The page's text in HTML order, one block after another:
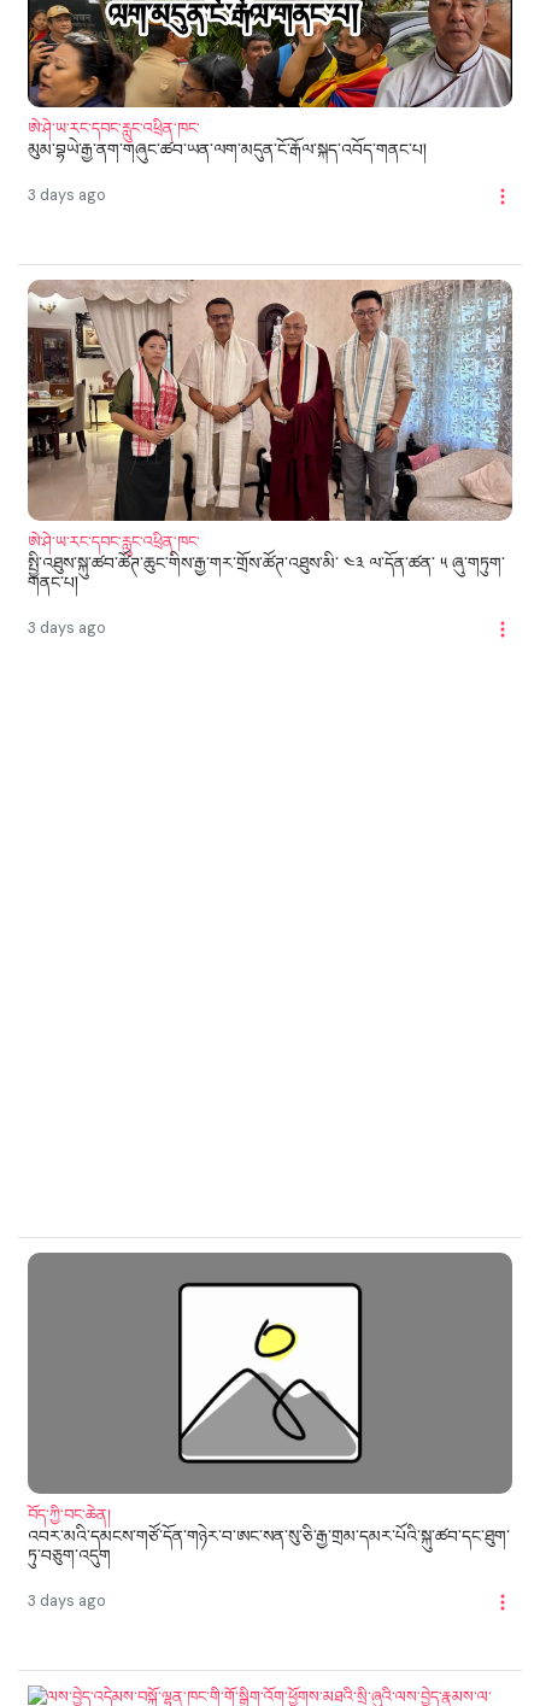
ཨེ་ཤེ་ཡ་རང་དབང་རླུང་འཕྲིན་ཁང་
མུམ་བྷཡེ་རྒྱ་ནག་གཞུང་ཚབ་ཡན་ལག་མདུན་ངོ་རྒོལ་སྐད་འབོད་གནང་པ།
3 days ago
ཨེ་ཤེ་ཡ་རང་དབང་རླུང་འཕྲིན་ཁང་
སྤྱི་འཐུས་སྐུ་ཚབ་ཚོཊ་ཆུང་གིས་རྒྱ་གར་གྲོས་ཚོཊ་འཐུས་མི་ ༤༣ ལ་དོན་ཚན་ ༥ ཞུ་གཏུག་
གནང་པ།
3 days ago
བོད་ཀྱི་བང་ཆེན།
འབར་མའི་དམངས་གཙོ་དོན་གཉེར་བ་ཨང་སན་སུ་ཅི་རྒྱ་གྲམ་དམར་པོའི་སྐུ་ཚབ་དང་ཐུག་
ཏུ་བཅུག་འདུག
3 days ago